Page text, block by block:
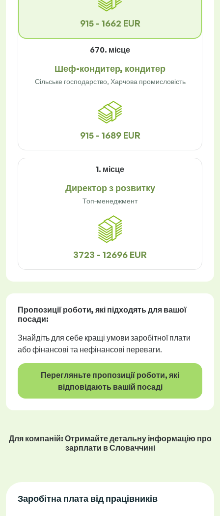
915 - 1662 EUR
670. місце
Шеф-кондитер, кондитер
Сільське господарство, Харчова промисловість
915 - 1689 EUR
1. місце
Директор з розвитку
Топ-менеджмент
3723 - 12696 EUR
Пропозиції роботи, які підходять для вашої
посади:
Знайдіть для себе кращі умови заробітної плати
або фінансові та нефінансові переваги.
Перегляньте пропозиції роботи, які
відповідають вашій посаді
Для компаній: Отримайте детальну інформацію про
зарплати в Словаччині
Заробітна плата від працівників